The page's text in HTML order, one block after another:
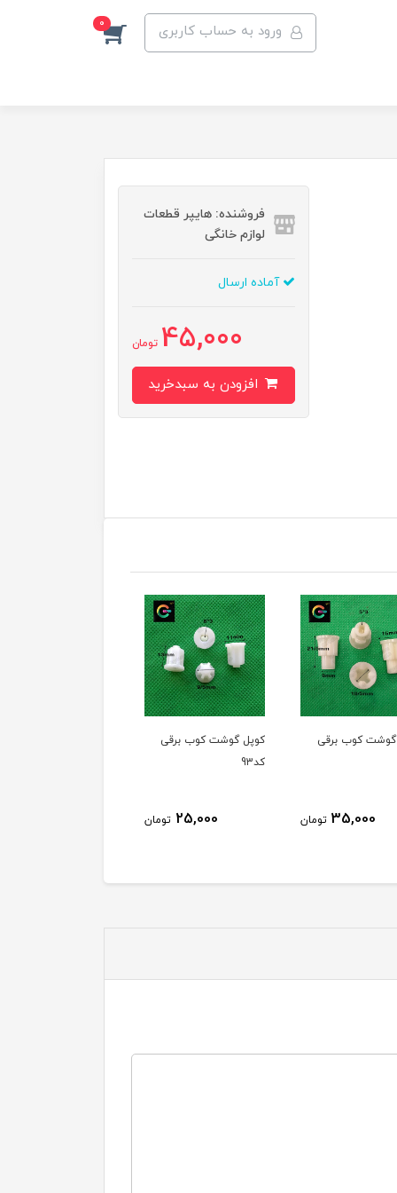
ورود به حساب کاربری 0
فروشنده: هایپر قطعات
لوازم خانگی
آماده ارسال
45,000 تومان
کوب برقی
35,000 تومان
کوپل گوشت کوب برقی
25,000 تومان